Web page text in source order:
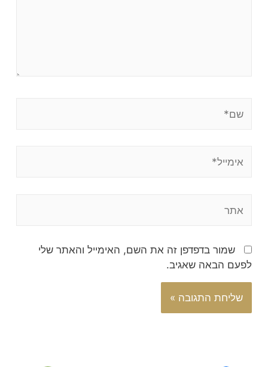
שמור בדפדפן זה את השם, האימייל והאתר שלי
לפעם הבאה שאגיב.